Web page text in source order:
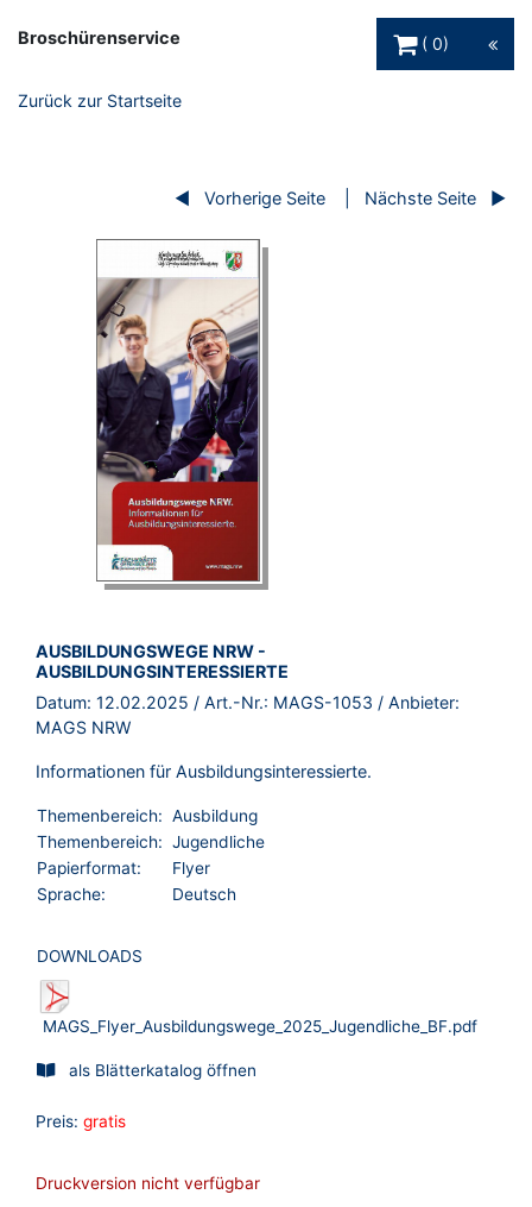
Broschürenservice
0
Zurück zur Startseite
Vorherige Seite Nächste Seite
BROSCHÜRE:
AUSBILDUNGSWEGE NRW -
AUSBILDUNGSINTERESSIERTE
Datum: 12.02.2025 / Art.-Nr.: MAGS-1053 / Anbieter:
MAGS NRW
Informationen für Ausbildungsinteressierte.
Themenbereich: Ausbildung
Themenbereich: Jugendliche
Papierformat:
Flyer
Sprache:
Deutsch
DOWNLOADS
MAGS_Flyer_Ausbildungswege_2025_Jugendliche_BF.pdf
als Blätterkatalog öffnen
Preis: gratis
Druckversion nicht verfügbar